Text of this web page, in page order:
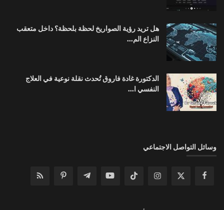
هل تريد رؤية الصواريخ لحظة بلحظة؟ داخل متعقب
النزاع الم...
الدكتورة غادة فاروق تُحدث نقلة نوعية في العلاج
النفسي ا...
وسائل التواصل الاجتماعي